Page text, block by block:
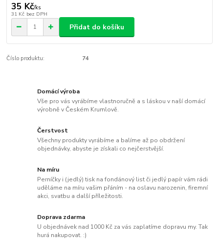
35 Kč/ks
31 Kč bez DPH
Přidat do košíku
Číslo produktu: 74
Domácí výroba
Vše pro vás vyrábíme vlastnoručně a s láskou v naší domácí
výrobně v Českém Krumlově.
Čerstvost
Všechny produkty vyrábíme a balíme až po obdržení
objednávky, abyste je získali co nejčerstvější.
Na míru
Perníčky i (jedlý) tisk na fondánový list či jedlý papír vám rádi
uděláme na míru vašim přáním - na oslavu narozenin, firemní
akci, svatbu a další příležitosti.
Doprava zdarma
U objednávek nad 1000 Kč za vás zaplatíme dopravu my. Tak
hurá nakupovat. :)